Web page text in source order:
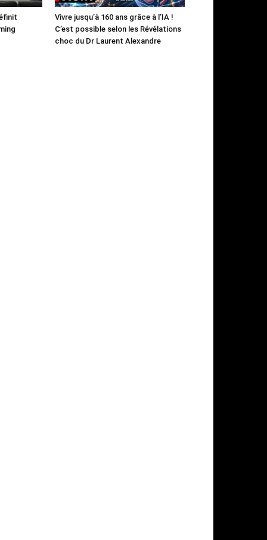
Vivre jusqu’à 160 ans grâce à l’IA !
C’est possible selon les Révélations
choc du Dr Laurent Alexandre